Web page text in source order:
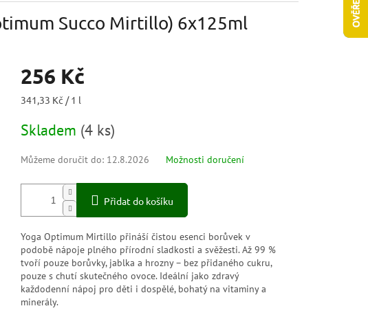
Succo Mirtillo) 6x125ml
256 Kč
Měrná
341,33 Kč / 1 l
Skladem (4 ks)
Můžeme doručit do: 12.8.2026 Možnosti doručení
Přidat do košíku
Yoga Optimum Mirtillo přináší čistou esenci borůvek v
podobě nápoje plného přírodní sladkosti a svěžesti. Až 99 %
tvoří pouze borůvky, jablka a hrozny – bez přidaného cukru,
pouze s chutí skutečného ovoce. Ideální jako zdravý
každodenní nápoj pro děti i dospělé, bohatý na vitaminy a
minerály.